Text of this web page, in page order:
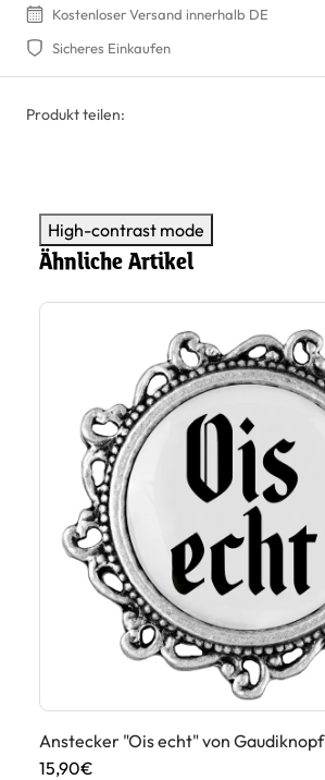
Kostenloser Versand innerhalb DE
Sicheres Einkaufen
Produkt teilen:
High-contrast mode
Ähnliche Artikel
Anstecker "Ois echt" von Gaudiknopf
15,90€